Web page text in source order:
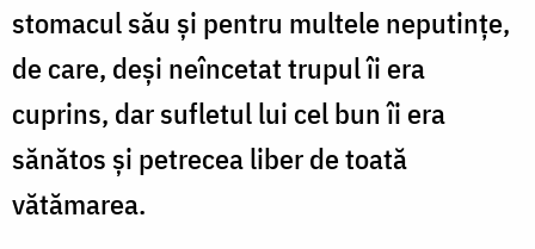
stomacul său și pentru multele neputințe,
de care, deși neîncetat trupul îi era
cuprins, dar sufletul lui cel bun îi era
sănătos și petrecea liber de toată
vătămarea.